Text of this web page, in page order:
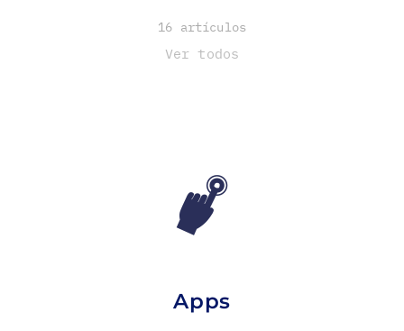
16 artículos
Ver todos
Apps